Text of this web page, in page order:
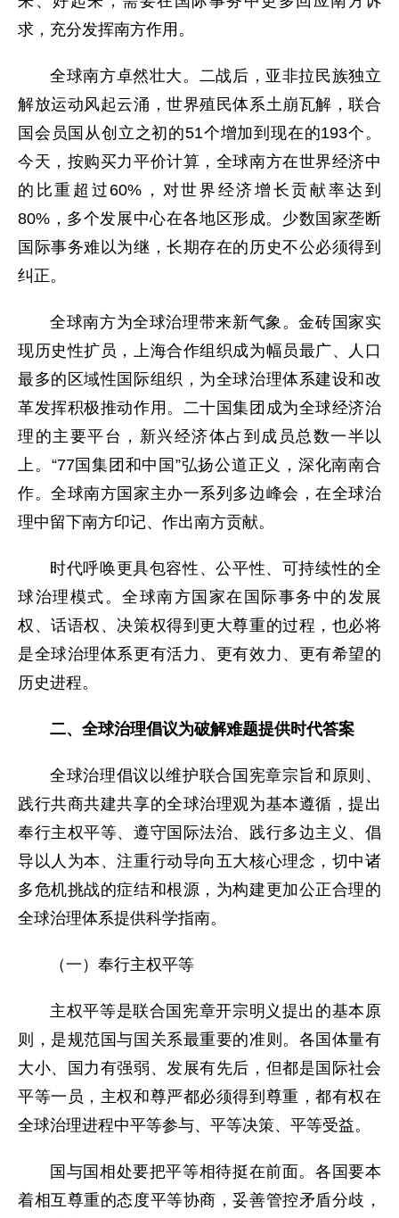
求，充分发挥南方作用。
全球南方卓然壮大。二战后，亚非拉民族独立
解放运动风起云涌，世界殖民体系土崩瓦解，联合
国会员国从创立之初的51个增加到现在的193个。
今天，按购买力平价计算，全球南方在世界经济中
的比重超过60%，对世界经济增长贡献率达到
80%，多个发展中心在各地区形成。少数国家垄断
国际事务难以为继，长期存在的历史不公必须得到
纠正。
全球南方为全球治理带来新气象。金砖国家实
现历史性扩员，上海合作组织成为幅员最广、人口
最多的区域性国际组织，为全球治理体系建设和改
革发挥积极推动作用。二十国集团成为全球经济治
理的主要平台，新兴经济体占到成员总数一半以
上。“77国集团和中国”弘扬公道正义，深化南南合
作。全球南方国家主办一系列多边峰会，在全球治
理中留下南方印记、作出南方贡献。
时代呼唤更具包容性、公平性、可持续性的全
球治理模式。全球南方国家在国际事务中的发展
权、话语权、决策权得到更大尊重的过程，也必将
是全球治理体系更有活力、更有效力、更有希望的
历史进程。
二、全球治理倡议为破解难题提供时代答案
全球治理倡议以维护联合国宪章宗旨和原则、
践行共商共建共享的全球治理观为基本遵循，提出
奉行主权平等、遵守国际法治、践行多边主义、倡
导以人为本、注重行动导向五大核心理念，切中诸
多危机挑战的症结和根源，为构建更加公正合理的
全球治理体系提供科学指南。
（一）奉行主权平等
主权平等是联合国宪章开宗明义提出的基本原
则，是规范国与国关系最重要的准则。各国体量有
大小、国力有强弱、发展有先后，但都是国际社会
平等一员，主权和尊严都必须得到尊重，都有权在
全球治理进程中平等参与、平等决策、平等受益。
国与国相处要把平等相待挺在前面。各国要本
着相互尊重的态度平等协商，妥善管控矛盾分歧，